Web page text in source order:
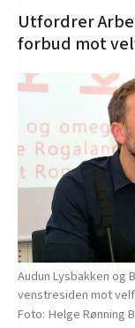
Utfordrer
forbud mot
Audun Lysbakken og
venstresiden mot
Helge Rønning